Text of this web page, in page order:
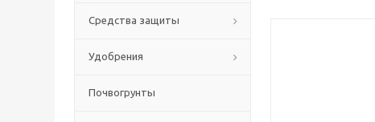
Средства защиты
Удобрения
Почвогрунты